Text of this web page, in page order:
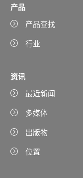
产品
产品查找
行业
资讯
最近新闻
多媒体
出版物
位置